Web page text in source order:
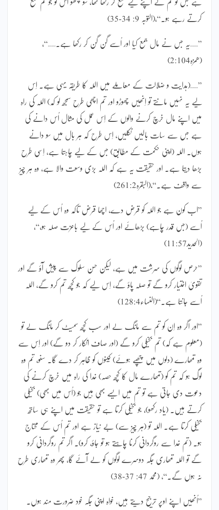
کرتے رہے ہو۔“،(التوبہ 9: 34-35)
”……یہ جس نے مال جمع کیا اور اُسے گن گن کر رکھا ہے۔……“،
(ھمزہ2:104)
”……(ہدایت و ضلالت کے معاملے میں اللہ کا طریقہ یہی ہے۔ اِس
لیے یہ نہیں مانتے تو اِنھیں چھوڑو اور تم اچھی طرح سمجھ لو کہ) اللہ کی راہ
میں اپنے مال خرچ کرنے والوں کے اِس عمل کی مثال اُس دانے کی
ہے جس سے سات بالیں نکلیں، اِس طرح کہ ہر بال میں سو دانے
ہوں۔ اللہ (اپنی حکمت کے مطابق) جس کے لیے چاہتا ہے، اِسی طرح
بڑھا دیتا ہے۔ اور حقیقت یہ ہے کہ اللہ بڑی وسعت والا ہے، وہ ہر چیز
سے واقف ہے۔“،(البقرہ261:2)
”اب کون ہے جو اللہ کو قرض دے، اچھا قرض تاکہ وہ اُس کے لیے
اُسے (جس قدر چاہے) بڑھائے اور اُس کے لیے باعزت صلہ ہو،“،
(الحدید11:57)
”حرص لوگوں کی سرشت میں ہے، لیکن حسن سلوک سے پیش آؤ گے اور
تقویٰ اختیار کرو گے تو صلہ پاؤ گے، اِس لیے کہ جو کچھ تم کرو گے، اللہ
اُسے جانتا ہے۔“(النساء128:4)
”اور اگر وہ اِن کو تم سے مانگ لے اور سب کچھ سمیٹ کر مانگ لے تو
(معلوم ہے کہ) تم بخیلی کرو گے (اور صاف انکار کر دو گے) اور اِس سے
وہ تمھارے (دلوں میں چھپے ہوئے) کینوں کو ظاہر کر دے گا۔ سنو، تم وہ
لوگ ہو کہ تم کو (تمھارے مال کا کچھ حصہ) خدا کی راہ میں خرچ کرنے کی
دعوت دی جاتی ہے تو تم میں ایسے بھی ہیں جو (اُس میں بھی) بخیلی
کرتے ہیں۔ (یاد رکھو)، جو بخیلی کرتا ہے تو حقیقت میں اپنے ہی ساتھ
بخیلی کرتا ہے۔ اللہ تو (ہر چیز سے) بے نیاز ہے اور تم اُس کے محتاج
ہو۔ (تم خدا سے روگردانی کرنا چاہتے ہو تو جاؤ، کرو)۔ اگر تم روگردانی کرو
گے تو اللہ تمھاری جگہ دوسرے لوگوں کو لے آئے گا، پھر وہ تمھاری طرح
نہ ہوں گے۔“، (محمد 47: 37-38)
”اُنھیں اپنے اوپر ترجیح دیتے ہیں، خواہ اپنی جگہ خود ضرورت مند ہوں۔